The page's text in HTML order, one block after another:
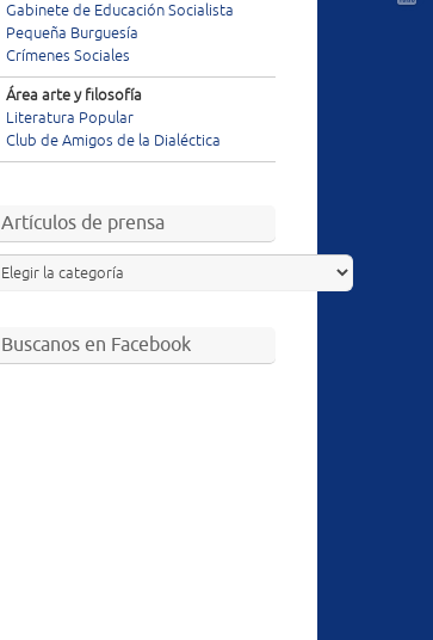
Gabinete de Educación Socialista
Pequeña Burguesía
Crímenes Sociales
Área arte y filosofía
Literatura Popular
Club de Amigos de la Dialéctica
Artículos de prensa
Buscanos en Facebook